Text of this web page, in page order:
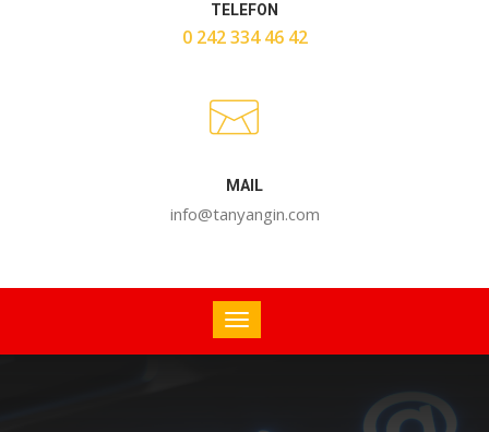
TELEFON
0 242 334 46 42
MAIL
info@tanyangin.com